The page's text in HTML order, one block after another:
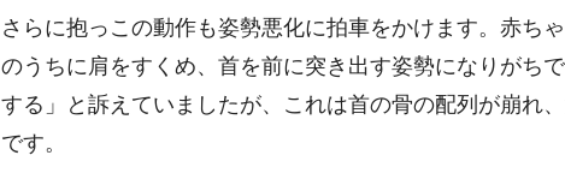
さらに抱っこの動作も姿勢悪化に拍車をかけます。赤ち
のうちに肩をすくめ、首を前に突き出す姿勢になりがち
する」と訴えていましたが、これは首の骨の配列が崩れ
です。